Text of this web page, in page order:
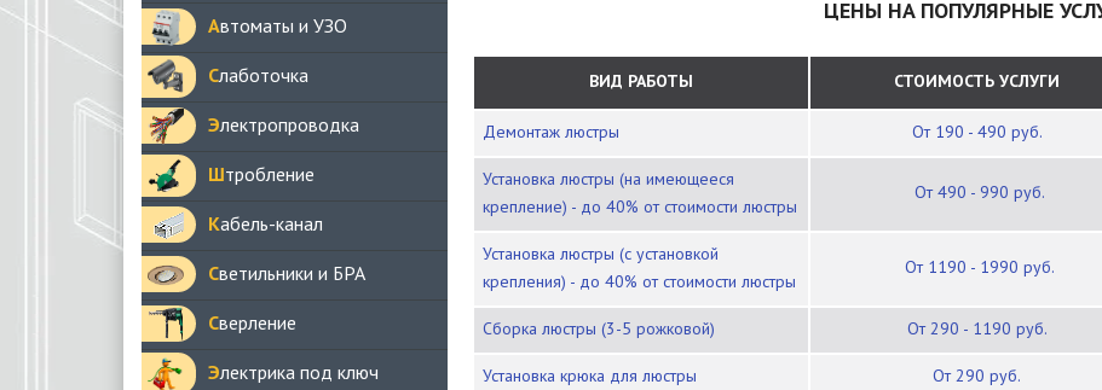
Автоматы и УЗО
Слаботочка
Электропроводка
Штробление
Кабель-канал
Светильники и БРА
Сверление
Электрика под ключ
ЦЕНЫ НА ПОПУЛЯРНЫЕ
ВИД РАБОТЫ СТОИМОСТЬ УСЛУГИ
Демонтаж люстры от 190 - 490 руб.
Установка люстры (на имеющееся
крепление) - до 40% от стоимости люстры
от 490 - 990 руб.
Установка люстры (с установкой
крепления) - до 40% от стоимости люстры
от 1190 - 1990 руб.
Сборка люстры (3-5 рожковой) от 290 - 1190 руб.
Установка крюка для люстры от 290 руб.